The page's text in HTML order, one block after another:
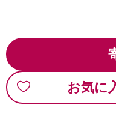
お気に